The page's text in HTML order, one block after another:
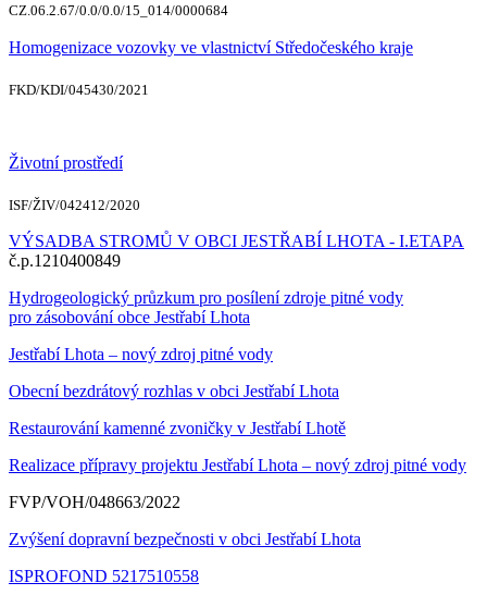
CZ.06.2.67/0.0/0.0/15_014/0000684
Homogenizace vozovky ve vlastnictví Středočeského kraje
FKD/KDI/045430/2021
Životní prostředí
ISF/ŽIV/042412/2020
VÝSADBA STROMŮ V OBCI JESTŘABÍ LHOTA - I.ETAPA
č.p.1210400849
Hydrogeologický průzkum pro posílení zdroje pitné vody
pro zásobování obce Jestřabí Lhota
Jestřabí Lhota – nový zdroj pitné vody
Obecní bezdrátový rozhlas v obci Jestřabí Lhota
Restaurování kamenné zvoničky v Jestřabí Lhotě
Realizace přípravy projektu Jestřabí Lhota – nový zdroj pitné vody
FVP/VOH/048663/2022
Zvýšení dopravní bezpečnosti v obci Jestřabí Lhota
ISPROFOND 5217510558